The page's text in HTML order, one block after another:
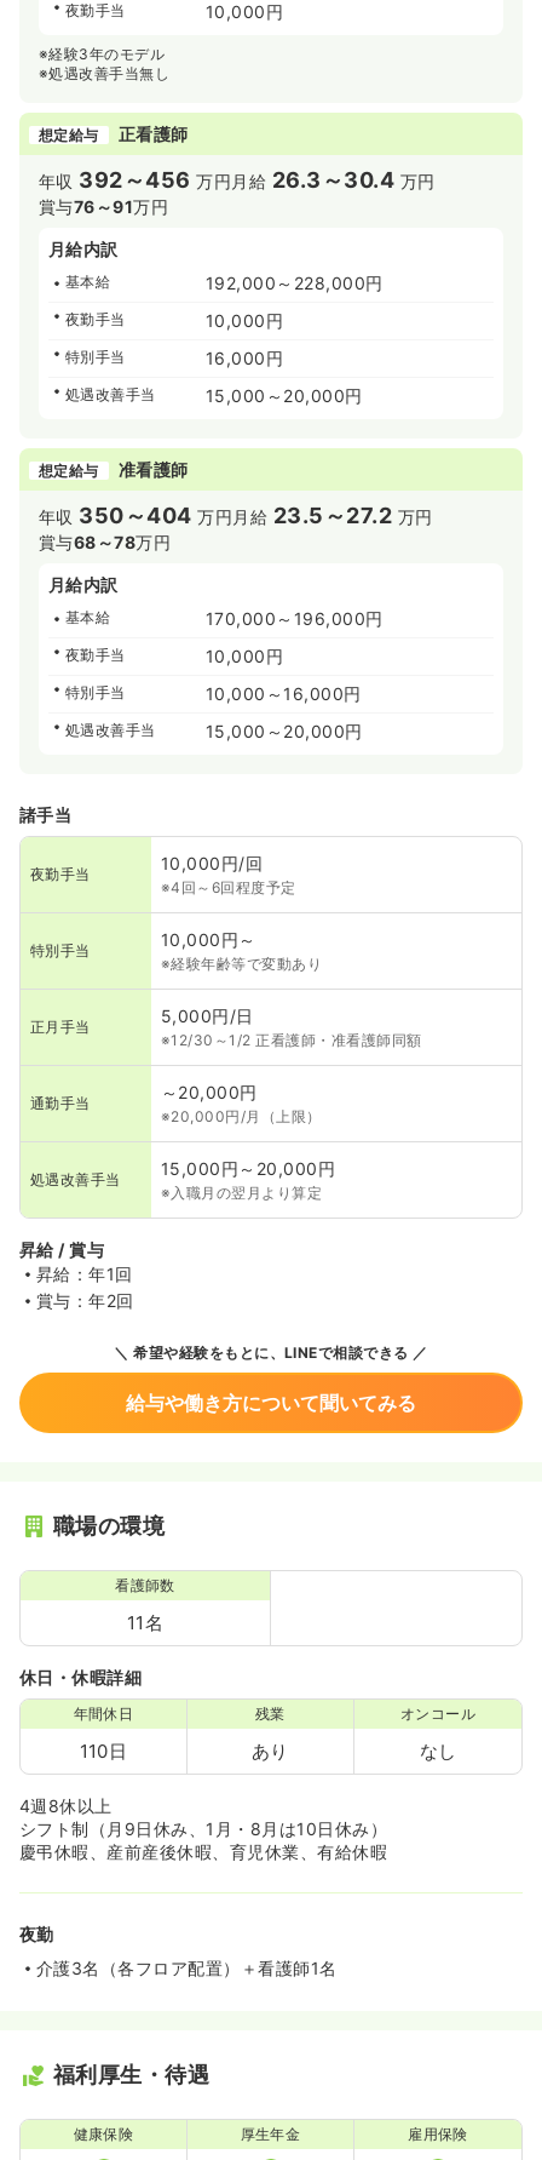
夜勤手当 10,000円
※経験3年のモデル
※処遇改善手当無し
想定給与 正看護師
年収 392～456 万円 月給 26.3～30.4 万円
賞与76～91万円
月給内訳
基本給 192,000～228,000円
夜勤手当 10,000円
特別手当 16,000円
処遇改善手当 15,000～20,000円
想定給与 准看護師
年収 350～404 万円 月給 23.5～27.2 万円
賞与68～78万円
月給内訳
基本給 170,000～196,000円
夜勤手当 10,000円
特別手当 10,000～16,000円
処遇改善手当 15,000～20,000円
諸手当
夜勤手当
10,000円/回
※4回～6回程度予定
特別手当
10,000円～
※経験年齢等で変動あり
正月手当
5,000円/日
※12/30～1/2 正看護師・准看護師同額
通勤手当
～20,000円
※20,000円/月（上限）
処遇改善手当
15,000円～20,000円
※入職月の翌月より算定
昇給 / 賞与
昇給：年1回
賞与：年2回
希望や経験をもとに、LINEで相談できる
給与や働き方について聞いてみる
職場の環境
看護師数
11名
休日・休暇詳細
年間休日
110日
残業
あり
オンコール
なし
4週8休以上
シフト制（月9日休み、1月・8月は10日休み）
慶弔休暇、産前産後休暇、育児休業、有給休暇
夜勤
介護3名（各フロア配置）＋看護師1名
福利厚生・待遇
健康保険 厚生年金 雇用保険